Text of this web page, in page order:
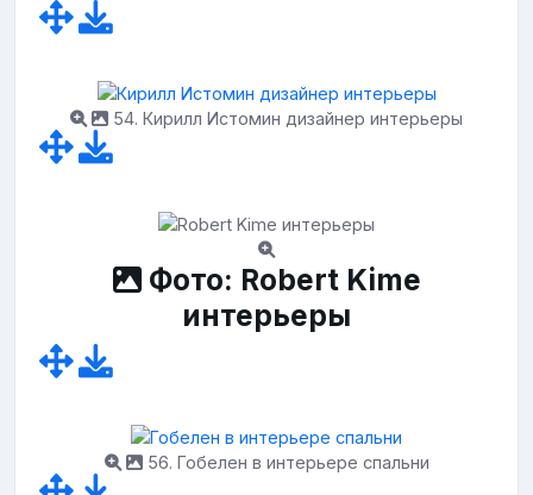
54. Кирилл Истомин дизайнер интерьеры
Фото: Robert Kime
интерьеры
56. Гобелен в интерьере спальни